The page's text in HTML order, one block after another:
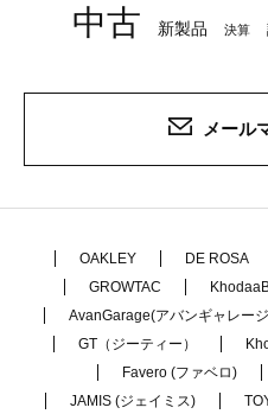
中古
新製品 決算
メール
OAKLEY DE ROSA
GROWTAC
AvanGarage(アバンギャレー
GT（ジーティー）
Favero (ファベロ)
JAMIS (ジェイミス)